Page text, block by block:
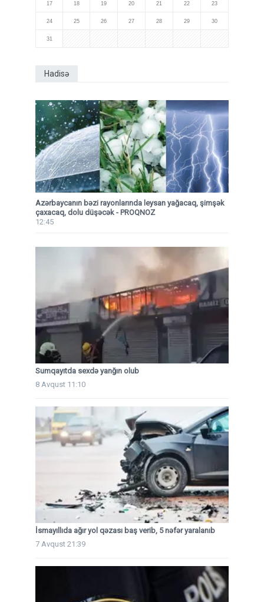
17 18 19 20 21 22 23
24 25 26 27 28 29 30
31
Hadisə
Azərbaycanın bəzi rayonlarında leysan yağacaq, şimşək
çaxacaq, dolu düşəcək - PROQNOZ
12:45
Sumqayıtda sexdə yanğın olub
8 Avqust 11:10
İsmayıllıda ağır yol qəzası baş verib, 5 nəfər yaralanıb
7 Avqust 21:39